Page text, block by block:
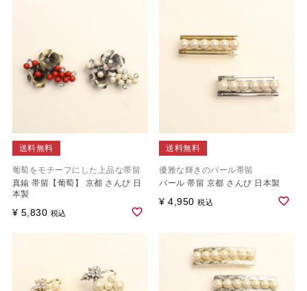
送料無料
葡萄をモチーフにした上品な帯留
真鍮 帯留【葡萄】 京都 さんび 日
本製
¥ 5,830 税込
送料無料
優雅な輝きのパール帯留
パール 帯留 京都 さんび 日本製
¥ 4,950 税込